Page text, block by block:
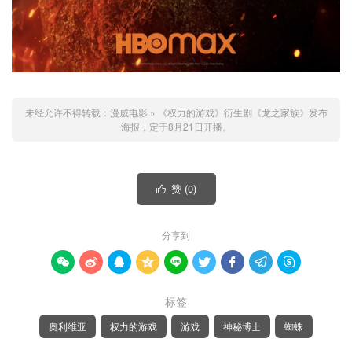
未经允许不得转载： 漫威电影 »
《权力的游戏》衍生剧《龙之家族》发布
海报，定于8月21日开播。
 赞 (0)
分享到
        
标签
奥利维亚 权力的游戏 游戏 神秘博士 蜘蛛